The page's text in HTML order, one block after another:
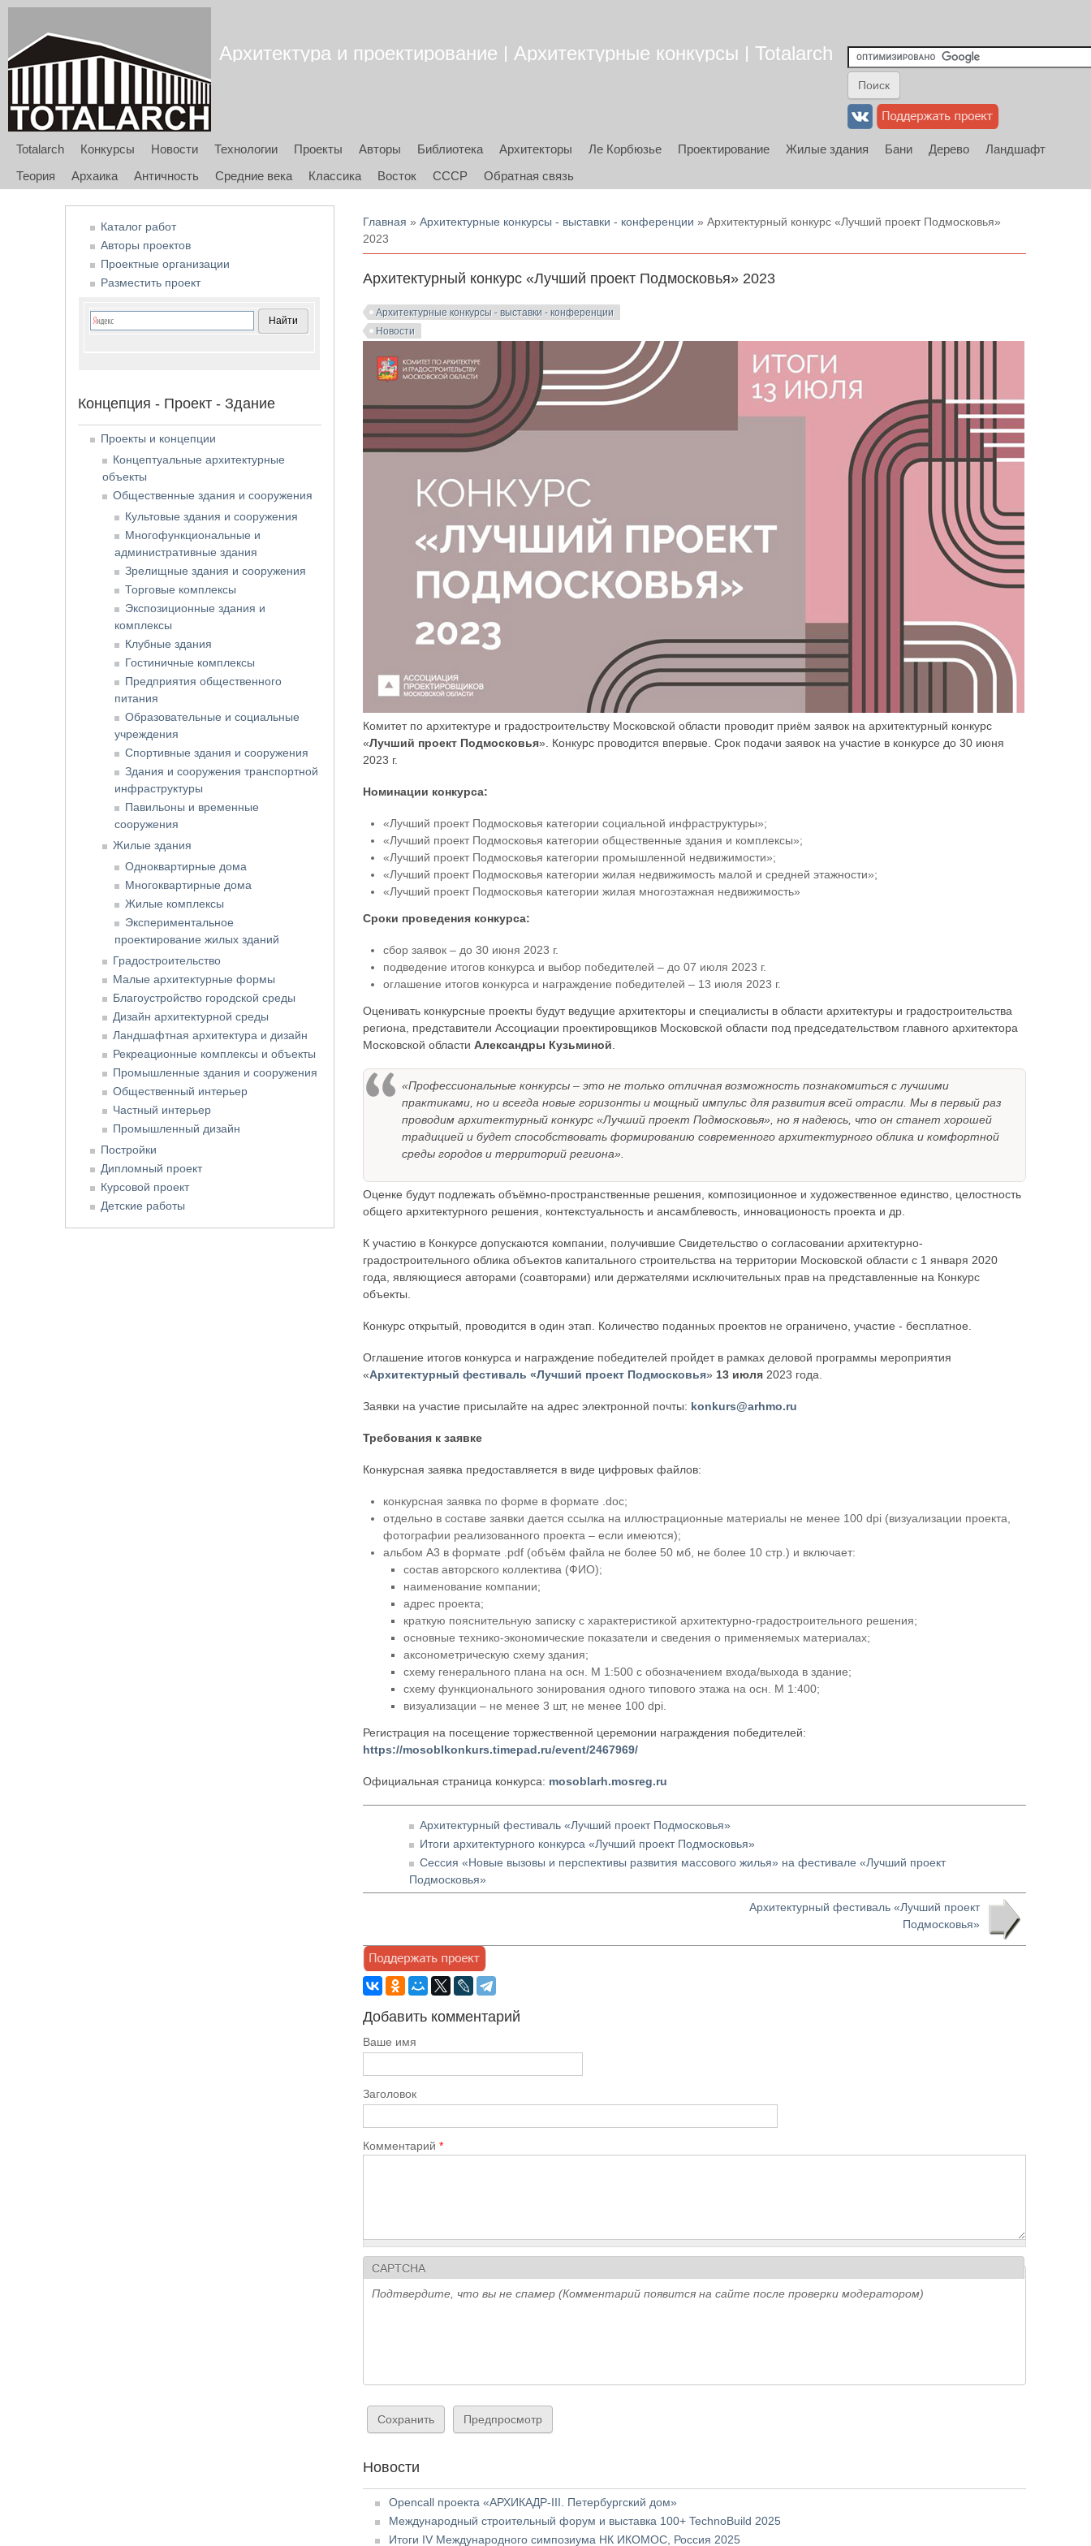
Архитектура и проектирование | Архитектурные конкурсы | Totalarch
Totalarch Конкурсы Новости Технологии Проекты Авторы Библиотека Архитекторы Ле Корбюзье Проектирование Жилые здания Бани Дерево
Ландшафт
Теория
Архаика Античность Средние века Классика Восток СССР Обратная связь
Вы здесь
Главная »Архитектурные конкурсы - выставки - конференции » Архитектурный конкурс «Лучший проект Подмосковья»
2023
Архитектурный конкурс «Лучший проект Подмосковья» 2023
Архитектурные конкурсы - выставки - конференции
Новости
Комитет по архитектуре и градостроительству Московской области проводит приём заявок на архитектурный конкурс
«Лучший проект Подмосковья». Конкурс проводится впервые. Срок подачи заявок на участие в конкурсе до 30 июня
2023 г.
Номинации конкурса:
«Лучший проект Подмосковья категории социальной инфраструктуры»;
«Лучший проект Подмосковья категории общественные здания и комплексы»;
«Лучший проект Подмосковья категории промышленной недвижимости»;
«Лучший проект Подмосковья категории жилая недвижимость малой и средней этажности»;
«Лучший проект Подмосковья категории жилая многоэтажная недвижимость»
Сроки проведения конкурса:
сбор заявок – до 30 июня 2023 г.
подведение итогов конкурса и выбор победителей – до 07 июля 2023 г.
оглашение итогов конкурса и награждение победителей – 13 июля 2023 г.
Оценивать конкурсные проекты будут ведущие архитекторы и специалисты в области архитектуры и градостроительства
региона, представители Ассоциации проектировщиков Московской области под председательством главного архитектора
Московской областиАлександры Кузьминой
«Профессиональные конкурсы – это не только отличная возможность познакомиться с лучшими
практиками, но и всегда новые горизонты и мощный импульс для развития всей отрасли. Мы в первый раз
проводим архитектурный конкурс «Лучший проект Подмосковья», но я надеюсь, что он станет хорошей
традицией и будет способствовать формированию современного архитектурного облика и комфортной
среды городов и территорий региона».
Оценке будут подлежать объёмно-пространственные решения, композиционное и художественное единство, целостность
общего архитектурного решения, контекстуальность и ансамблевость, инновационость проекта и др.
К участию в Конкурсе допускаются компании, получившие Свидетельство о согласовании архитектурно-
градостроительного облика объектов капитального строительства на территории Московской области с 1 января 2020
года, являющиеся авторами (соавторами) или держателями исключительных прав на представленные на Конкурс
объекты.
Конкурс открытый, проводится в один этап. Количество поданных проектов не ограничено, участие - бесплатное.
Оглашение итогов конкурса и награждение победителей пройдет в рамках деловой программы мероприятия
«Архитектурный фестиваль «Лучший проект Подмосковья» 13 июля 2023 года.
Заявки на участие присылайте на адрес электронной почты: konkurs@arhmo.ru
Требования к заявке
Конкурсная заявка предоставляется в виде цифровых файлов:
конкурсная заявка по форме в формате .doc;
отдельно в составе заявки дается ссылка на иллюстрационные материалы не менее 100 dpi (визуализации проекта,
фотографии реализованного проекта – если имеются);
альбом А3 в формате .pdf (объём файла не более 50 мб, не более 10 стр.) и включает:
состав авторского коллектива (ФИО);
наименование компании;
адрес проекта;
краткую пояснительную записку с характеристикой архитектурно-градостроительного решения;
основные технико-экономические показатели и сведения о применяемых материалах;
аксонометрическую схему здания;
схему генерального плана на осн. М 1:500 с обозначением входа/выхода в здание;
схему функционального зонирования одного типового этажа на осн. М 1:400;
визуализации – не менее 3 шт, не менее 100 dpi.
Регистрация на посещение торжественной церемонии награждения победителей:
https://mosoblkonkurs.timepad.ru/event/2467969/
Официальная страница конкурса: mosoblarh.mosreg.ru
Архитектурный фестиваль «Лучший проект Подмосковья»
Итоги архитектурного конкурса «Лучший проект Подмосковья»
Сессия «Новые вызовы и перспективы развития массового жилья» на фестивале «Лучший проект
Подмосковья»
Архитектурный фестиваль «Лучший проект
Подмосковья»
Добавить комментарий
Ваше имя
Заголовок
Комментарий*
CAPTCHA
Подтвердите, что вы не спамер (Комментарий появится на сайте после проверки модератором)
Новости
Opencall проекта «АРХИКАДР-III. Петербургский дом»
Международный строительный форум и выставка 100+ TechnoBuild 2025
Итоги IV Международного симпозиума НК ИКОМОС, Россия 2025
Каталог работ
Авторы проектов
Проектные организации
Разместить проект
Концепция - Проект - Здание
Проекты и концепции
Концептуальные архитектурные
объекты
Общественные здания и сооружения
Культовые здания и сооружения
Многофункциональные и
административные здания
Зрелищные здания и сооружения
Торговые комплексы
Экспозиционные здания и
комплексы
Клубные здания
Гостиничные комплексы
Предприятия общественного
питания
Образовательные и социальные
учреждения
Спортивные здания и сооружения
Здания и сооружения транспортной
инфраструктуры
Павильоны и временные
сооружения
Жилые здания
Одноквартирные дома
Многоквартирные дома
Жилые комплексы
Экспериментальное
проектирование жилых зданий
Градостроительство
Малые архитектурные формы
Благоустройство городской среды
Дизайн архитектурной среды
Ландшафтная архитектура и дизайн
Рекреационные комплексы и объекты
Промышленные здания и сооружения
Общественный интерьер
Частный интерьер
Промышленный дизайн
Постройки
Дипломный проект
Курсовой проект
Детские работы